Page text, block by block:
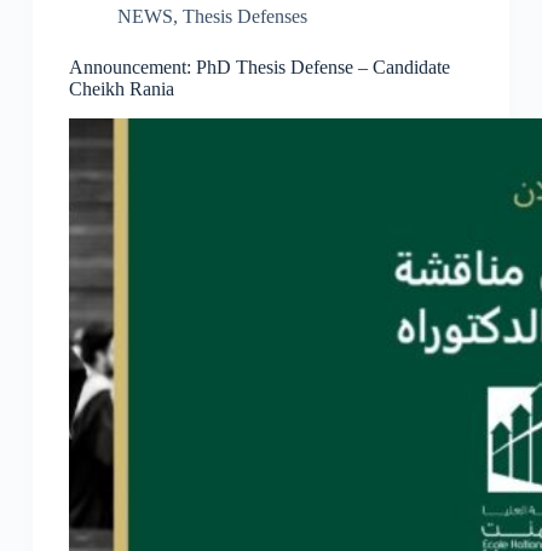
NEWS, Thesis Defenses
Announcement: PhD Thesis Defense – Candidate
Cheikh Rania